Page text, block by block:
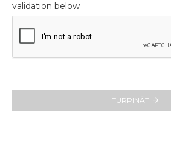
validation below
TURPINĀT